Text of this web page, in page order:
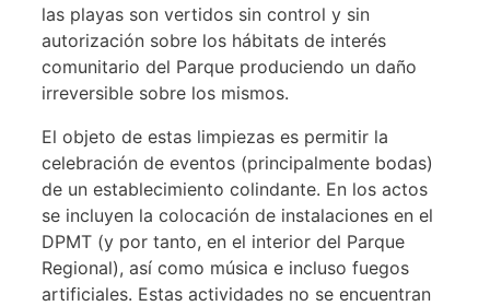
las playas son vertidos sin control y sin
autorización sobre los hábitats de interés
comunitario del Parque produciendo un daño
irreversible sobre los mismos.
El objeto de estas limpiezas es permitir la
celebración de eventos (principalmente bodas)
de un establecimiento colindante. En los actos
se incluyen la colocación de instalaciones en el
DPMT (y por tanto, en el interior del Parque
Regional), así como música e incluso fuegos
artificiales. Estas actividades no se encuentran